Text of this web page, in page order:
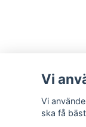
Vi
Vi
ska få